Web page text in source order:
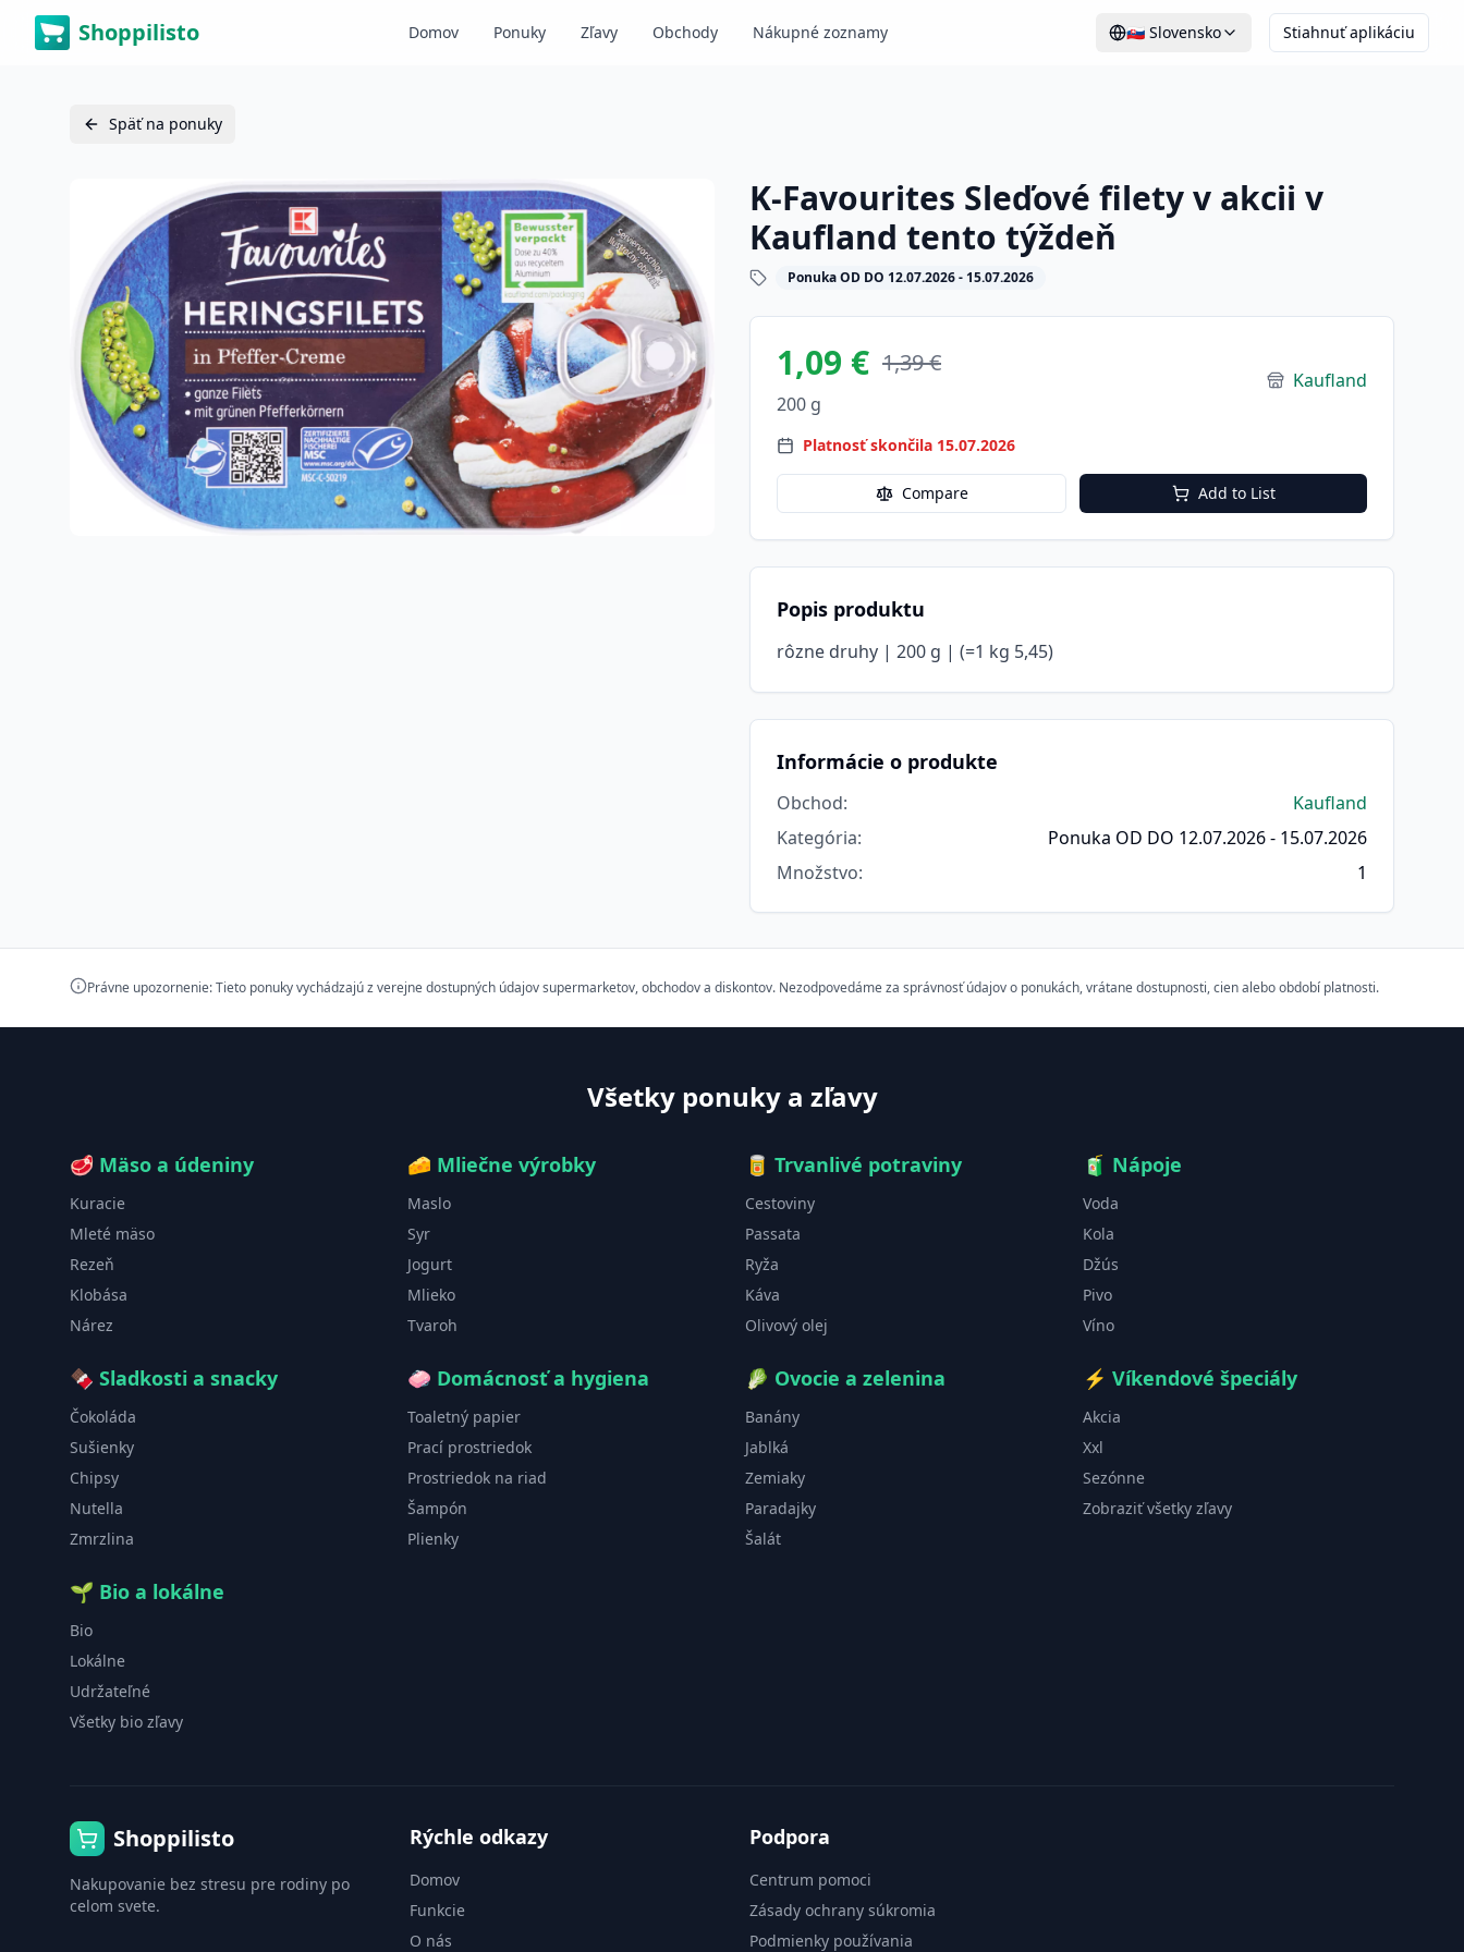
Shoppilisto Domov Ponuky Zľavy Obchody Nákupné zoznamy 🇸🇰 Slovensko Stiahnuť aplikáciu
Späť na ponuky
K-Favourites Sleďové filety v akcii v
Kaufland tento týždeň
Ponuka OD DO 12.07.2026 - 15.07.2026
1,09 € 1,39 €
200 g
Kaufland
Platnosť skončila 15.07.2026
Compare Add to List
Popis produktu
rôzne druhy | 200 g | (=1 kg 5,45)
Informácie o produkte
Obchod:
Kaufland
Kategória:
Ponuka OD DO 12.07.2026 - 15.07.2026
Množstvo: 1
Právne upozornenie: Tieto ponuky vychádzajú z verejne dostupných údajov supermarketov, obchodov a diskontov. Nezodpovedáme za správnosť údajov o ponukách, vrátane dostupnosti, cien alebo období platnosti.
Všetky ponuky a zľavy
🥩 Mäso a údeniny
Kuracie
Mleté mäso
Rezeň
Klobása
Nárez
🧀 Mliečne výrobky
Maslo
Syr
Jogurt
Mlieko
Tvaroh
🥫 Trvanlivé potraviny
Cestoviny
Passata
Ryža
Káva
Olivový olej
🧃 Nápoje
Voda
Kola
Džús
Pivo
Víno
🍫 Sladkosti a snacky
Čokoláda
Sušienky
Chipsy
Nutella
Zmrzlina
🧼 Domácnosť a hygiena
Toaletný papier
Prací prostriedok
Prostriedok na riad
Šampón
Plienky
🥬 Ovocie a zelenina
Banány
Jablká
Zemiaky
Paradajky
Šalát
⚡ Víkendové špeciály
Akcia
Xxl
Sezónne
Zobraziť všetky zľavy
🌱 Bio a lokálne
Bio
Lokálne
Udržateľné
Všetky bio zľavy
Shoppilisto
Nakupovanie bez stresu pre rodiny po
celom svete.
Rýchle odkazy
Domov
Funkcie
O nás
Podpora
Centrum pomoci
Zásady ochrany súkromia
Podmienky používania